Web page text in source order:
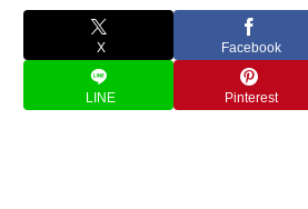
X Facebook
LINE Pinterest